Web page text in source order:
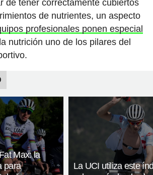
de tener correctamente cubiertos
de nutrientes, un aspecto
profesionales ponen especial
nutrición uno de los pilares del
Max: la
para
La UCI utiliza este